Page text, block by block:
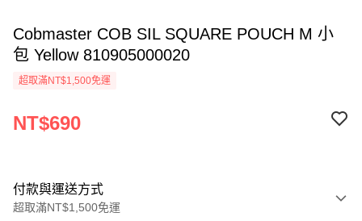
Cobmaster COB SIL SQUARE POUCH M 小
包 Yellow 810905000020
超取滿NT$1,500免運
NT$690
付款與運送方式
超取滿NT$1,500免運